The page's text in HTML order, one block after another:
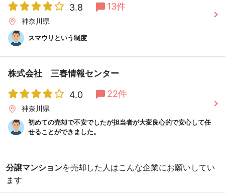
3.8 13件
神奈川県
スマウリという制度
株式会社 三春情報センター
4.0 22件
神奈川県
初めての売却で不安でしたが担当者が大変良心的で安心して任
せることができました。
分譲マンションを売却した人はこんな企業にお願いしてい
ます